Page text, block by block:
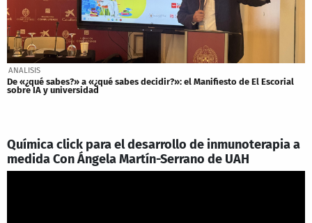
ANALISIS
De «¿qué sabes?» a «¿qué sabes decidir?»: el Manifiesto de El Escorial
sobre IA y universidad
Química click para el desarrollo de inmunoterapia a
medida Con Ángela Martín-Serrano de UAH